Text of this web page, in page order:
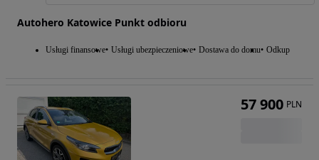
Autohero Katowice Punkt odbioru
Usługi finansowe Usługi ubezpieczeniowe Dostawa do domu Odkup
57 900 PLN